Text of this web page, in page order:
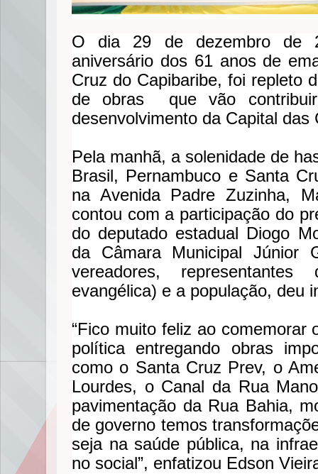
O dia 29 de dezembro de
aniversário dos 61 anos de
Cruz do Capibaribe, foi repleto
de obras que vão
desenvolvimento da Capital das
Pela manhã, a solenidade de
Brasil, Pernambuco e Santa
na Avenida Padre Zuzinha,
contou com a participação do
do deputado estadual Diogo
da Câmara Municipal Júnior
vereadores,
evangélica) e a população, deu
“Fico muito feliz ao comemorar
política entregando obras
como o Santa Cruz Prev, o
Lourdes, o Canal da Rua
pavimentação da Rua Bahia,
de governo temos
seja na saúde pública, na
no social”, enfatizou Edson